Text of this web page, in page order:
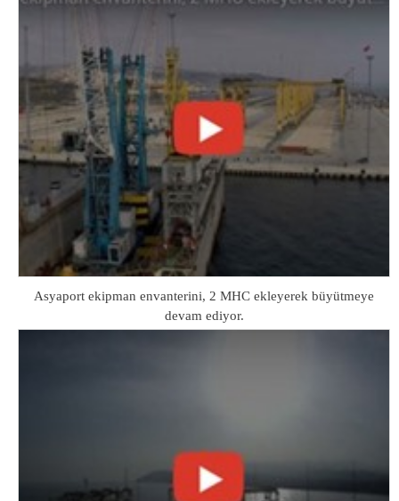
Asyaport ekipman envanterini, 2 MHC ekleyerek büyütmeye
devam ediyor.